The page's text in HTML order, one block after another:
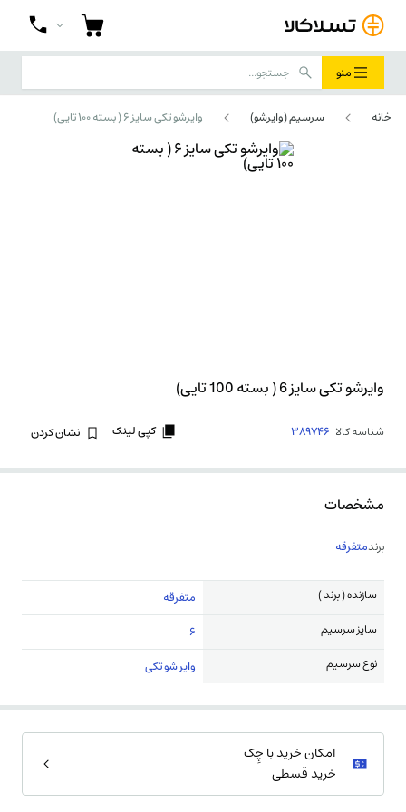
منو
خانه سرسیم (وایرشو) وایرشو تکی سایز 6 ( بسته 100 تایی)
وایرشو تکی سایز 6 ( بسته 100 تایی)
شناسه کالا 389746 کپی لینک نشان کردن
مشخصات
برندمتفرقه
سازنده ( برند )
متفرقه
سایز سرسیم
6
نوع سرسیم
وایر شو تکی
امکان خرید با چِک
خرید قسطی